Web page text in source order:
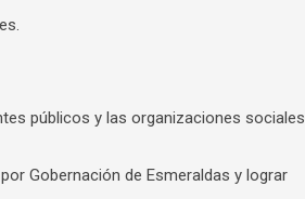
públicos y las organizaciones
Gobernación de Esmeraldas y lograr